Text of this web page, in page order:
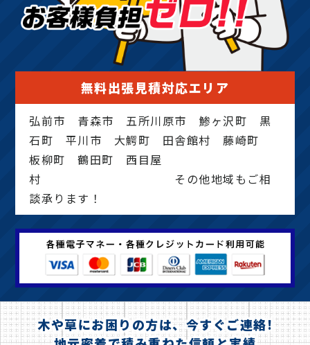
無料出張見積対応エリア
弘前市 青森市 五所川原市 鯵ヶ沢町 黒
石町 平川市 大鰐町 田舎館村 藤崎町
板柳町 鶴田町 西目屋
村 その他地域もご相
談承ります！
木や草にお困りの方は、今すぐご連絡!